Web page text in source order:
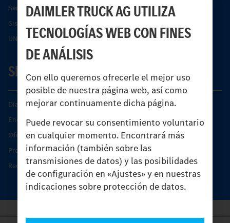
DAIMLER TRUCK AG UTILIZA
TECNOLOGÍAS WEB CON FINES
DE ANÁLISIS
Con ello queremos ofrecerle el mejor uso
posible de nuestra página web, así como
mejorar continuamente dicha página.
Puede revocar su consentimiento voluntario
en cualquier momento. Encontrará más
información (también sobre las
transmisiones de datos) y las posibilidades
de configuración en «Ajustes» y en nuestras
indicaciones sobre protección de datos.
Servicios financieros
Sistemas de asistencia de seguridad Econic
UNI-TOUCH®
SERVICIO
Días de Servicio del Unimog
Encontrar un socio
Oferta de servicio del Unimog
Productos de piezas y servicio
Recambios originales